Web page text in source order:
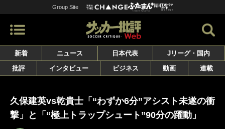
Group Site
新着 ニュース 日本代表
Jリーグ・国内
批評
インタビュー ビジネス 動画 連載
久保建英vs乾貴士「“わずか6分”アシスト未遂の衝
撃」と「“極上トラップシュート”90分の躍動」